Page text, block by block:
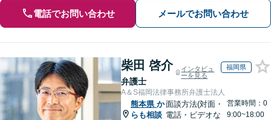
電話でお問い合わせ メールでお問い合わせ
柴田 啓介
弁護士
インタビュ
ーを見る
福岡県
A＆S福岡法律事務所弁護士法人
熊本県 か
らも相談
面談方法(対面・
電話・ビデオな
営業時間：0
9:00~18:00